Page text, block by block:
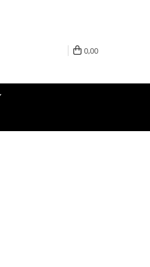
0,00